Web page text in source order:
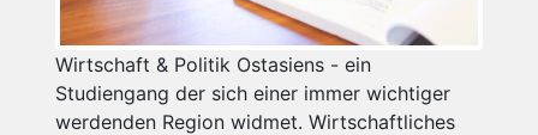
Wirtschaft & Politik Ostasiens - ein
Studiengang der sich einer immer wichtiger
werdenden Region widmet. Wirtschaftliches